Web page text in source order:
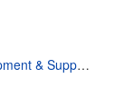
& Supplies